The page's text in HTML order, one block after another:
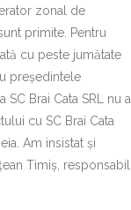
zonal de
primite. Pentru
cu peste jumătate
președintele
Brai Cata SRL nu a
cu SC Brai Cata
Am insistat și
Timiș, responsabil